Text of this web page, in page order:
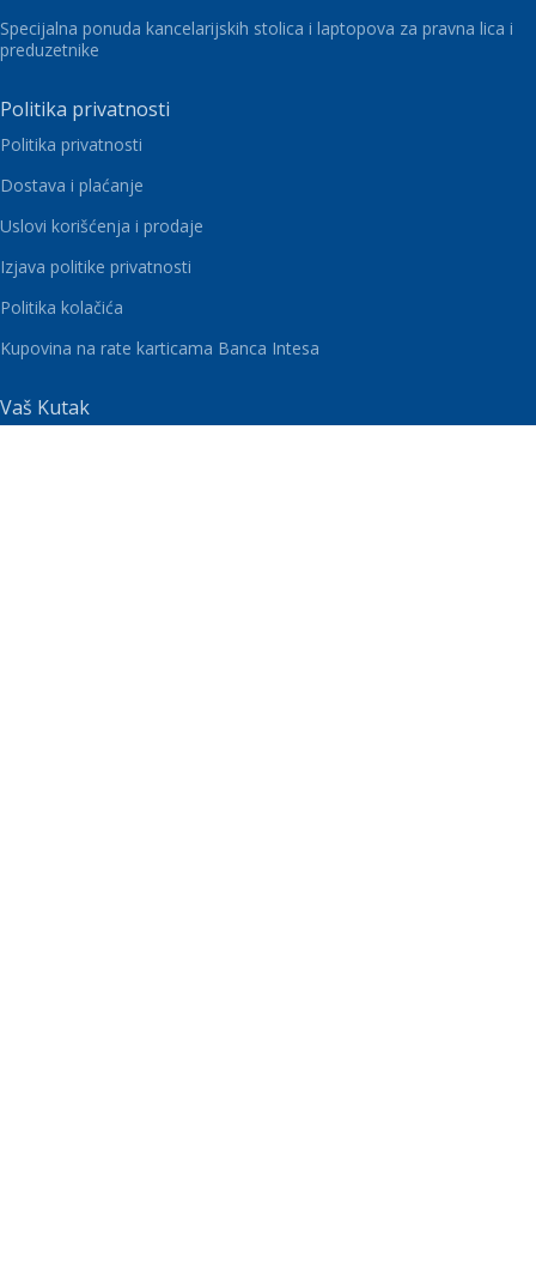
Specijalna ponuda kancelarijskih stolica i laptopova za pravna lica i
preduzetnike
Politika privatnosti
Politika privatnosti
Dostava i plaćanje
Uslovi korišćenja i prodaje
Izjava politike privatnosti
Politika kolačića
Kupovina na rate karticama Banca Intesa
Vaš Kutak